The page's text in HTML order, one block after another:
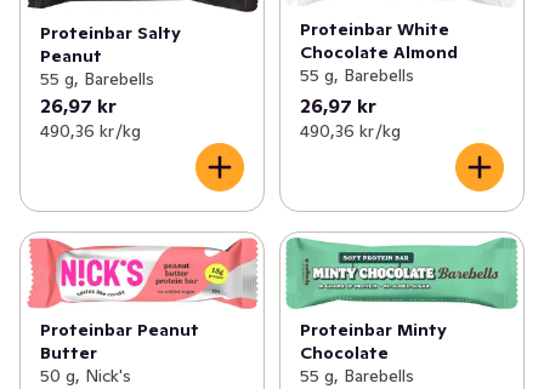
Proteinbar Salty
Peanut
55 g, Barebells
26,97 kr
490,36 kr /kg
Proteinbar White
Chocolate Almond
55 g, Barebells
26,97 kr
490,36 kr /kg
Proteinbar Peanut
Butter
50 g, Nick's
Proteinbar Minty
Chocolate
55 g, Barebells